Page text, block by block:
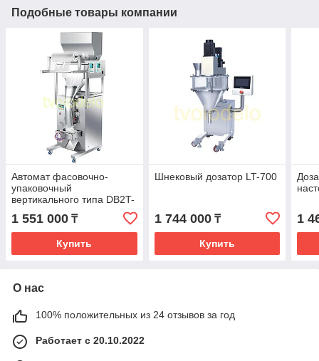
Подобные товары компании
Автомат фасовочно-
упаковочный
вертикального типа DB2T-
1 551 000 ₸
Купить
Шнековый дозатор LT-700
1 744 000₸
Купить
1
О нас
100% положительных из 24 отзывов за год
Работает с 20.10.2022